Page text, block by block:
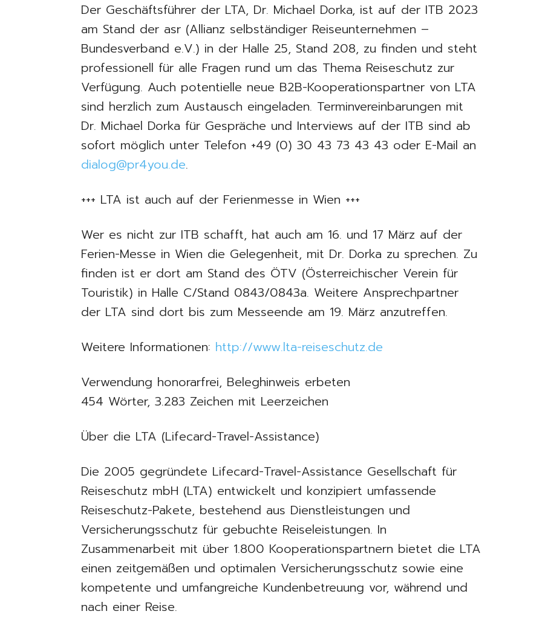
Der Geschäftsführer der LTA, Dr. Michael Dorka, ist auf der ITB 2023
am Stand der asr (Allianz selbständiger Reiseunternehmen –
Bundesverband e.V.) in der Halle 25, Stand 208, zu finden und steht
professionell für alle Fragen rund um das Thema Reiseschutz zur
Verfügung. Auch potentielle neue B2B-Kooperationspartner von LTA
sind herzlich zum Austausch eingeladen. Terminvereinbarungen mit
Dr. Michael Dorka für Gespräche und Interviews auf der ITB sind ab
sofort möglich unter Telefon +49 (0) 30 43 73 43 43 oder E-Mail an
dialog@pr4you.de.
+++ LTA ist auch auf der Ferienmesse in Wien +++
Wer es nicht zur ITB schafft, hat auch am 16. und 17 März auf der
Ferien-Messe in Wien die Gelegenheit, mit Dr. Dorka zu sprechen. Zu
finden ist er dort am Stand des ÖTV (Österreichischer Verein für
Touristik) in Halle C/Stand 0843/0843a. Weitere Ansprechpartner
der LTA sind dort bis zum Messeende am 19. März anzutreffen.
Weitere Informationen: http://www.lta-reiseschutz.de
Verwendung honorarfrei, Beleghinweis erbeten
454 Wörter, 3.283 Zeichen mit Leerzeichen
Über die LTA (Lifecard-Travel-Assistance)
Die 2005 gegründete Lifecard-Travel-Assistance Gesellschaft für
Reiseschutz mbH (LTA) entwickelt und konzipiert umfassende
Reiseschutz-Pakete, bestehend aus Dienstleistungen und
Versicherungsschutz für gebuchte Reiseleistungen. In
Zusammenarbeit mit über 1.800 Kooperationspartnern bietet die LTA
einen zeitgemäßen und optimalen Versicherungsschutz sowie eine
kompetente und umfangreiche Kundenbetreuung vor, während und
nach einer Reise.